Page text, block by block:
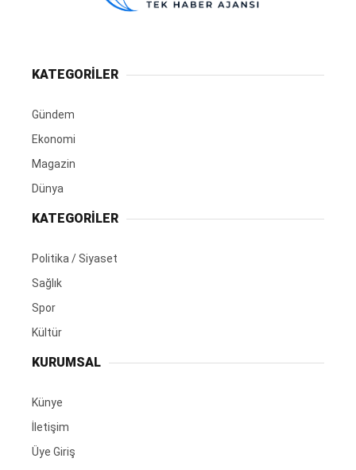
KATEGORİLER
Gündem
Ekonomi
Magazin
Dünya
KATEGORİLER
Politika / Siyaset
Sağlık
Spor
Kültür
KURUMSAL
Künye
İletişim
Üye Giriş